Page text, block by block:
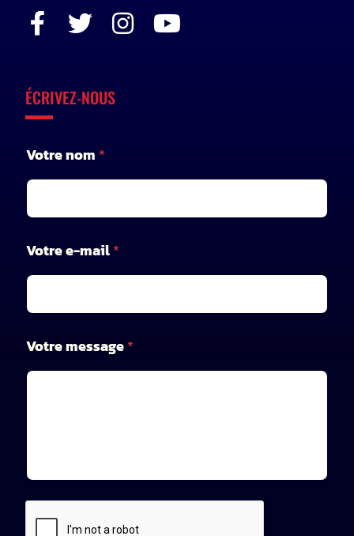
ÉCRIVEZ-NOUS
V
o
t
r
*
Votre nom *
Votre e-mail*
Votre message*